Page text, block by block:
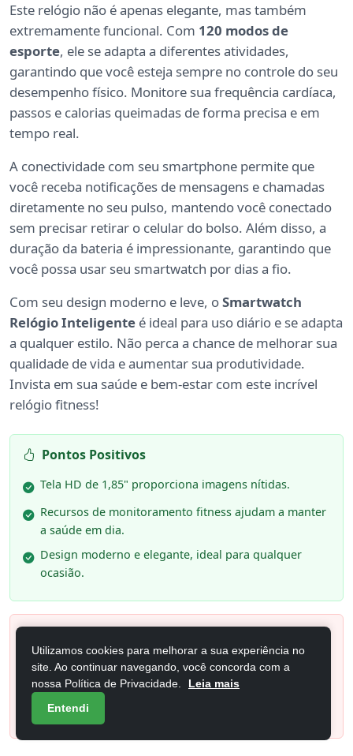
Este relógio não é apenas elegante, mas também
extremamente funcional. Com 120 modos de
esporte, ele se adapta a diferentes atividades,
garantindo que você esteja sempre no controle do seu
desempenho físico. Monitore sua frequência cardíaca,
passos e calorias queimadas de forma precisa e em
tempo real.
A conectividade com seu smartphone permite que
você receba notificações de mensagens e chamadas
diretamente no seu pulso, mantendo você conectado
sem precisar retirar o celular do bolso. Além disso, a
duração da bateria é impressionante, garantindo que
você possa usar seu smartwatch por dias a fio.
Com seu design moderno e leve, oSmartwatch
Relógio Inteligente é ideal para uso diário e se adapta
a qualquer estilo. Não perca a chance de melhorar sua
qualidade de vida e aumentar sua produtividade.
Invista em sua saúde e bem-estar com este incrível
relógio fitness!
Pontos Positivos
Tela HD de 1,85" proporciona imagens nítidas.
Recursos de monitoramento fitness ajudam a manter
a saúde em dia.
Design moderno e elegante, ideal para qualquer
ocasião.
A duração da bateria pode ser limitada.
Funcionalidades avançadas podem ser complexas
para iniciantes.
Utilizamos cookies para melhorar a sua experiência no
site. Ao continuar navegando, você concorda com a
nossa Política de Privacidade.
Leia mais
Entendi